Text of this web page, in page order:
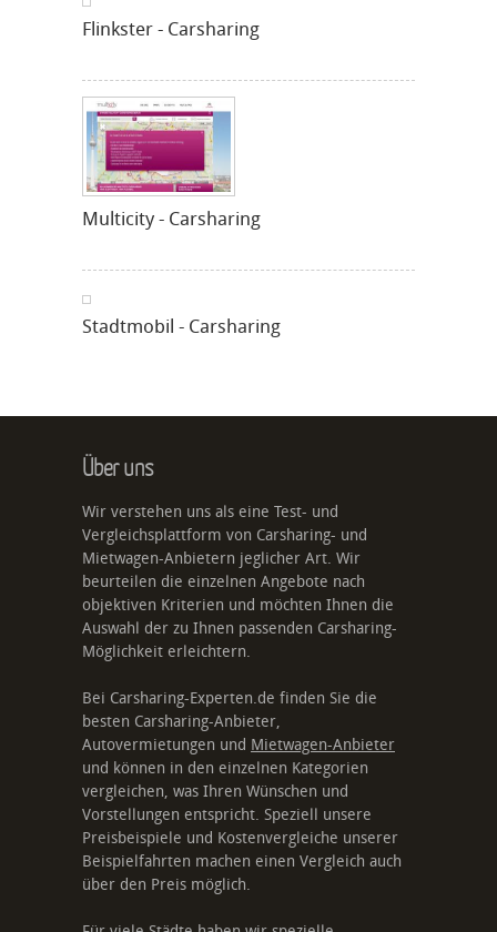
Flinkster - Carsharing
Multicity - Carsharing
Stadtmobil - Carsharing
Über uns
Wir verstehen uns als eine Test- und
Vergleichsplattform von Carsharing- und
Mietwagen-Anbietern jeglicher Art. Wir
beurteilen die einzelnen Angebote nach
objektiven Kriterien und möchten Ihnen die
Auswahl der zu Ihnen passenden Carsharing-
Möglichkeit erleichtern.
Bei Carsharing-Experten.de finden Sie die
besten Carsharing-Anbieter,
Autovermietungen und Mietwagen-Anbieter
und können in den einzelnen Kategorien
vergleichen, was Ihren Wünschen und
Vorstellungen entspricht. Speziell unsere
Preisbeispiele und Kostenvergleiche unserer
Beispielfahrten machen einen Vergleich auch
über den Preis möglich.